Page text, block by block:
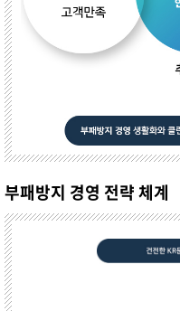
부패방지 경영 전략 체계